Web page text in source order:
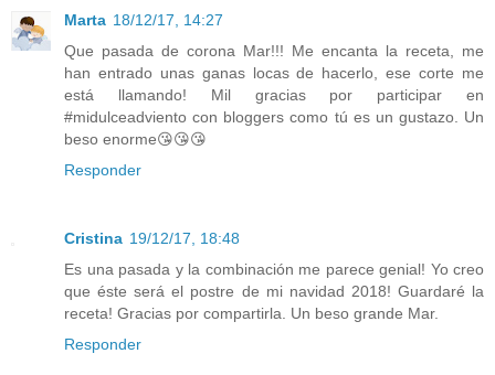
Marta 18/12/17, 14:27
Que pasada de corona Mar!!! Me encanta la receta, me
han entrado unas ganas locas de hacerlo, ese corte me
está llamando! Mil gracias por participar en
#midulceadviento con bloggers como tú es un gustazo. Un
beso enorme😘😘😘
Responder
Cristina 19/12/17, 18:48
Es una pasada y la combinación me parece genial! Yo creo
que éste será el postre de mi navidad 2018! Guardaré la
receta! Gracias por compartirla. Un beso grande Mar.
Responder